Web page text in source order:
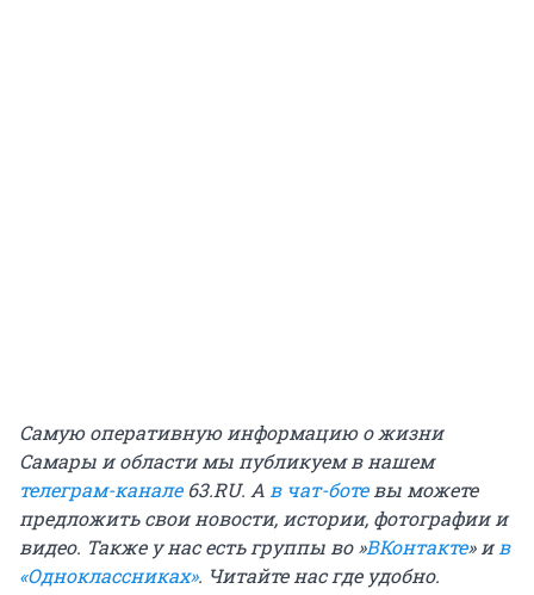
Самую оперативную информацию о жизни
Самары и области мы публикуем в нашем
телеграм-канале63.RU. А в чат-ботевы можете
предложить свои новости, истории, фотографии и
видео. Также у нас есть группы во »ВКонтакте» и в
«Одноклассниках». Читайте нас где удобно.